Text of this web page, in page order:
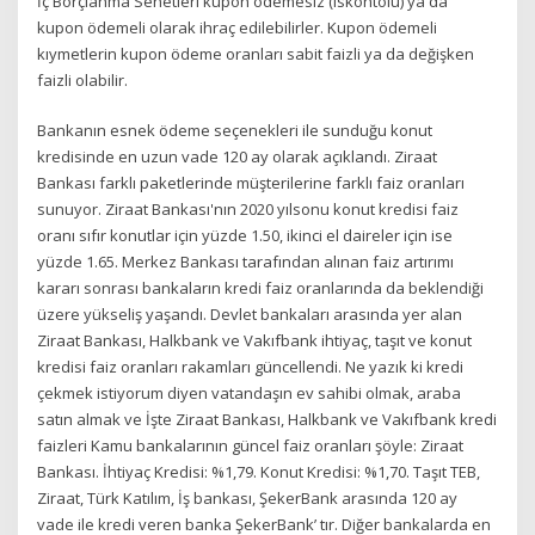
kupon ödemeli olarak ihraç edilebilirler. Kupon ödemeli
kıymetlerin kupon ödeme oranları sabit faizli ya da değişken
faizli olabilir.
Bankanın esnek ödeme seçenekleri ile sunduğu konut
kredisinde en uzun vade 120 ay olarak açıklandı. Ziraat
Bankası farklı paketlerinde müşterilerine farklı faiz oranları
sunuyor. Ziraat Bankası'nın 2020 yılsonu konut kredisi faiz
oranı sıfır konutlar için yüzde 1.50, ikinci el daireler için ise
yüzde 1.65. Merkez Bankası tarafından alınan faiz artırımı
kararı sonrası bankaların kredi faiz oranlarında da beklendiği
üzere yükseliş yaşandı. Devlet bankaları arasında yer alan
Ziraat Bankası, Halkbank ve Vakıfbank ihtiyaç, taşıt ve konut
kredisi faiz oranları rakamları güncellendi. Ne yazık ki kredi
çekmek istiyorum diyen vatandaşın ev sahibi olmak, araba
satın almak ve İşte Ziraat Bankası, Halkbank ve Vakıfbank kredi
faizleri Kamu bankalarının güncel faiz oranları şöyle: Ziraat
Bankası. İhtiyaç Kredisi: %1,79. Konut Kredisi: %1,70. Taşıt TEB,
Ziraat, Türk Katılım, İş bankası, ŞekerBank arasında 120 ay
vade ile kredi veren banka ŞekerBank’ tır. Diğer bankalarda en